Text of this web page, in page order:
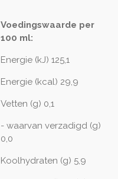
Voedingswaarde per
100 ml:
Energie (kJ) 125,1
Energie (kcal) 29,9
Vetten (g) 0,1
- waarvan verzadigd (g)
0,0
Koolhydraten (g) 5,9